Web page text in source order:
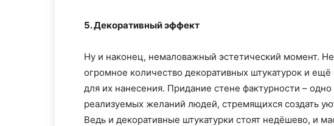
5. Декоративный эффект
Ну и наконец, немаловажный эстетический момент.
огромное количество декоративных штукатурок и
для их нанесения. Придание стене фактурности –
реализуемых желаний людей, стремящихся создать
Ведь и декоративные штукатурки стоят недёшево, и